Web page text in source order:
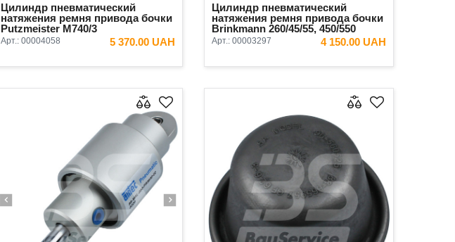
Цилиндр пневматический
натяжения ремня привода бочки
Putzmeister М740/3
Арт.: 00004058 5 370.00 UAH
В КОРЗИНУ
Цилиндр пневматический
натяжения ремня привода бочки
Brinkmann 260/45/55, 450/550
Original
Арт.: 00003297 4 150.00 UAH
В КОРЗИНУ